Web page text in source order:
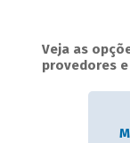
Veja as
provedores